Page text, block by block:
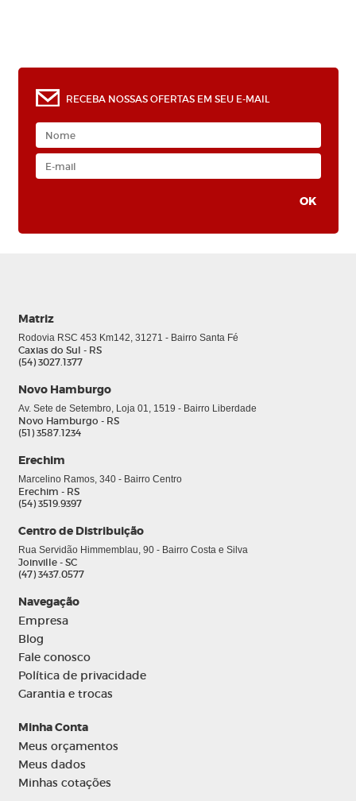
RECEBA NOSSAS OFERTAS EM SEU E-MAIL
Matriz
Rodovia RSC 453 Km142, 31271 - Bairro Santa Fé
Caxias do Sul - RS
(54) 3027.1377
Novo Hamburgo
Av. Sete de Setembro, Loja 01, 1519 - Bairro Liberdade
Novo Hamburgo - RS
(51) 3587.1234
Erechim
Marcelino Ramos, 340 - Bairro Centro
Erechim - RS
(54) 3519.9397
Centro de Distribuição
Rua Servidão Himmemblau, 90 - Bairro Costa e Silva
Joinville - SC
(47) 3437.0577
Navegação
Empresa
Blog
Fale conosco
Política de privacidade
Garantia e trocas
Minha Conta
Meus orçamentos
Meus dados
Minhas cotações